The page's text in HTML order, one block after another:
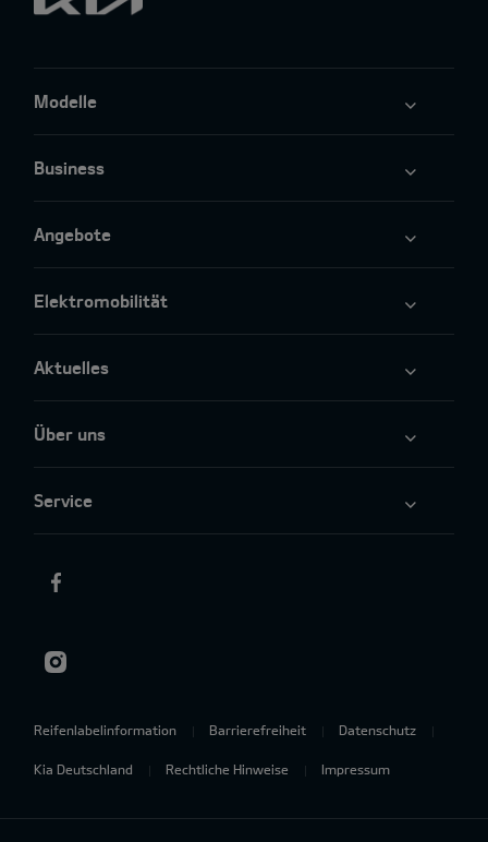
Modelle
Business
Angebote
Elektromobilität
Aktuelles
Über uns
Service
Reifenlabelinformation Barrierefreiheit Datenschutz
Kia Deutschland Rechtliche Hinweise Impressum